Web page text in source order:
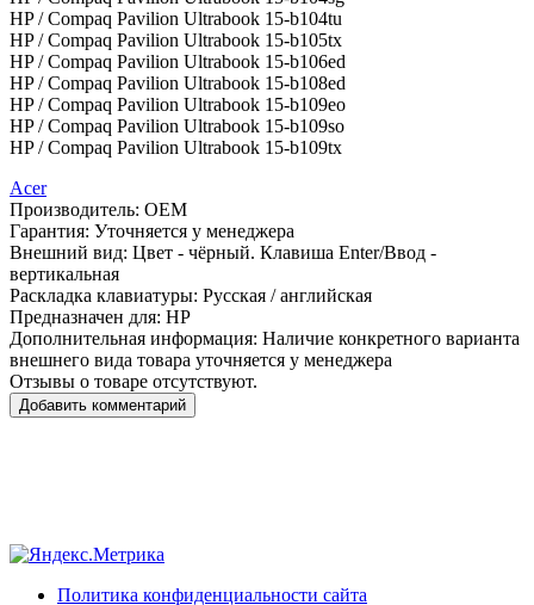
HP / Compaq Pavilion Ultrabook 15-b104tu
HP / Compaq Pavilion Ultrabook 15-b105tx
HP / Compaq Pavilion Ultrabook 15-b106ed
HP / Compaq Pavilion Ultrabook 15-b108ed
HP / Compaq Pavilion Ultrabook 15-b109eo
HP / Compaq Pavilion Ultrabook 15-b109so
HP / Compaq Pavilion Ultrabook 15-b109tx
Acer
Производитель: OEM
Гарантия: Уточняется у менеджера
Внешний вид: Цвет - чёрный. Клавиша Enter/Ввод -
вертикальная
Раскладка клавиатуры: Русская / английская
Предназначен для: HP
Дополнительная информация: Наличие конкретного варианта
внешнего вида товара уточняется у менеджера
Отзывы о товаре отсутствуют.
Добавить комментарий
Политика конфиденциальности сайта